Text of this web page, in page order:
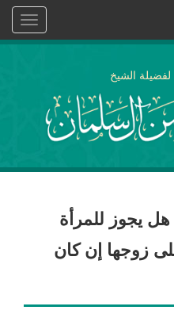
Toggle
الشيخ
يجوز للمرأة
زوجها إن كان